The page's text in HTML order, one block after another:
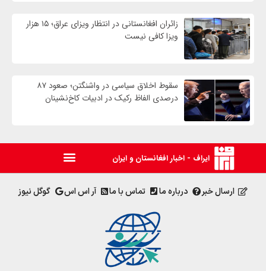
زائران افغانستانی در انتظار ویزای عراق؛ ۱۵ هزار
ویزا کافی نیست
سقوط اخلاق سیاسی در واشنگتن؛ صعود ۸۷
درصدی الفاظ رکیک در ادبیات کاخ‌نشینان
ایراف - اخبار افغانستان و ایران
ارسال خبر درباره ما تماس با ما آر اس اس گوگل نیوز